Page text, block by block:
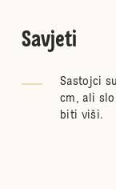
Savjeti
Sastojci
cm, ali
biti viši.